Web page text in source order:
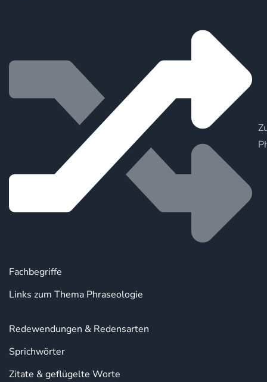
Fachbegriffe
Links zum Thema Phraseologie
Redewendungen & Redensarten
Sprichwörter
Zitate & geflügelte Worte